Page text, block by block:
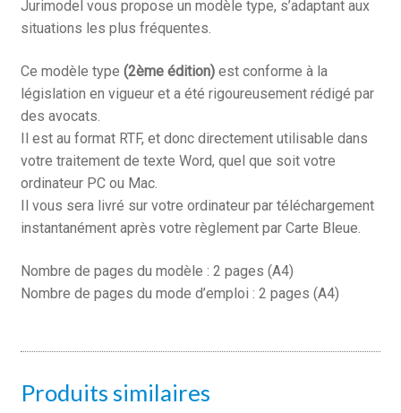
Jurimodel vous propose un modèle type, s’adaptant aux
situations les plus fréquentes.
Ce modèle type (2ème édition) est conforme à la
législation en vigueur et a été rigoureusement rédigé par
des avocats.
Il est au format RTF, et donc directement utilisable dans
votre traitement de texte Word, quel que soit votre
ordinateur PC ou Mac.
Il vous sera livré sur votre ordinateur par téléchargement
instantanément après votre règlement par Carte Bleue.
Nombre de pages du modèle : 2 pages (A4)
Nombre de pages du mode d’emploi : 2 pages (A4)
Produits similaires